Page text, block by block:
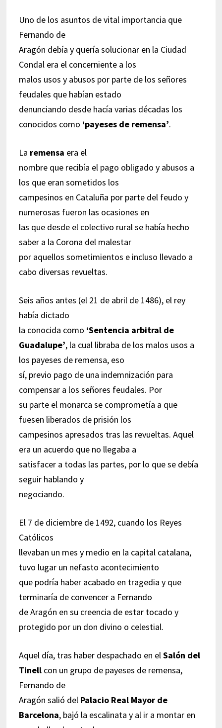
Uno de los asuntos de vital importancia que
Fernando de
Aragón debía y quería solucionar en la Ciudad
Condal era el concerniente a los
malos usos y abusos por parte de los señores
feudales que habían estado
denunciando desde hacía varias décadas los
conocidos como ‘payeses de remensa’.
La remensa era el
nombre que recibía el pago obligado y abusos a
los que eran sometidos los
campesinos en Cataluña por parte del feudo y
numerosas fueron las ocasiones en
las que desde el colectivo rural se había hecho
saber a la Corona del malestar
por aquellos sometimientos e incluso llevado a
cabo diversas revueltas.
Seis años antes (el 21 de abril de 1486), el rey
había dictado
la conocida como ‘Sentencia arbitral de
Guadalupe’, la cual libraba de los malos usos a
los payeses de remensa, eso
sí, previo pago de una indemnización para
compensar a los señores feudales. Por
su parte el monarca se comprometía a que
fuesen liberados de prisión los
campesinos apresados tras las revueltas. Aquel
era un acuerdo que no llegaba a
satisfacer a todas las partes, por lo que se debía
seguir hablando y
negociando.
El 7 de diciembre de 1492, cuando los Reyes
Católicos
llevaban un mes y medio en la capital catalana,
tuvo lugar un nefasto acontecimiento
que podría haber acabado en tragedia y que
terminaría de convencer a Fernando
de Aragón en su creencia de estar tocado y
protegido por un don divino o celestial.
Aquel día, tras haber despachado en elSalón del
Tinellcon un grupo de payeses de remensa,
Fernando de
Aragón salió del Palacio Real Mayor de
Barcelona, bajó la escalinata y al ir a montar en